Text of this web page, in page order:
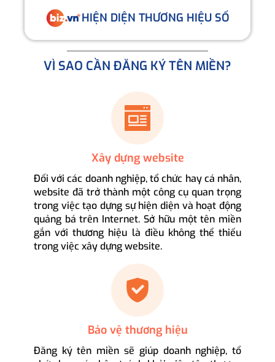
HIỆN DIỆN THƯƠNG HIỆU SỐ
VÌ SAO CẦN ĐĂNG KÝ TÊN MIỀN?
Xây dựng website
Đối với các doanh nghiệp, tổ chức hay cá nhân,
website đã trở thành một công cụ quan trọng
trong việc tạo dựng sự hiện diện và hoạt động
quảng bá trên Internet. Sở hữu một tên miền
gắn với thương hiệu là điều không thể thiếu
trong việc xây dựng website.
Bảo vệ thương hiệu
Đăng ký tên miền sẽ giúp doanh nghiệp, tổ